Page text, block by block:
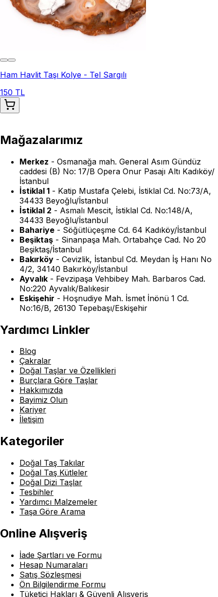
Ham Havlit Taşı Kolye - Tel Sargılı
150 TL
Mağazalarımız
Merkez - Osmanağa mah. General Asım Gündüz
caddesi (B) No: 17/B Opera Onur Pasajı Altı Kadıköy/
İstanbul
İstiklal 1 - Katip Mustafa Çelebi, İstiklal Cd. No:73/A,
34433 Beyoğlu/İstanbul
İstiklal 2 - Asmalı Mescit, İstiklal Cd. No:148/A,
34433 Beyoğlu/İstanbul
Bahariye - Söğütlüçeşme Cd. 64 Kadıköy/İstanbul
Beşiktaş - Sinanpaşa Mah. Ortabahçe Cad. No 20
Beşiktaş/İstanbul
Bakırköy - Cevizlik, İstanbul Cd. Meydan İş Hanı No
4/2, 34140 Bakırköy/İstanbul
Ayvalık - Fevzipaşa Vehbibey Mah. Barbaros Cad.
No:220 Ayvalık/Balıkesir
Eskişehir - Hoşnudiye Mah. İsmet İnönü 1 Cd.
No:16/B, 26130 Tepebaşı/Eskişehir
Yardımcı Linkler
Blog
Çakralar
Doğal Taşlar ve Özellikleri
Burçlara Göre Taşlar
Hakkımızda
Bayimiz Olun
Kariyer
İletişim
Kategoriler
Doğal Taş Takılar
Doğal Taş Kütleler
Doğal Dizi Taşlar
Tesbihler
Yardımcı Malzemeler
Taşa Göre Arama
Online Alışveriş
İade Şartları ve Formu
Hesap Numaraları
Satış Sözleşmesi
Ön Bilgilendirme Formu
Tüketici Hakları & Güvenli Alışveriş